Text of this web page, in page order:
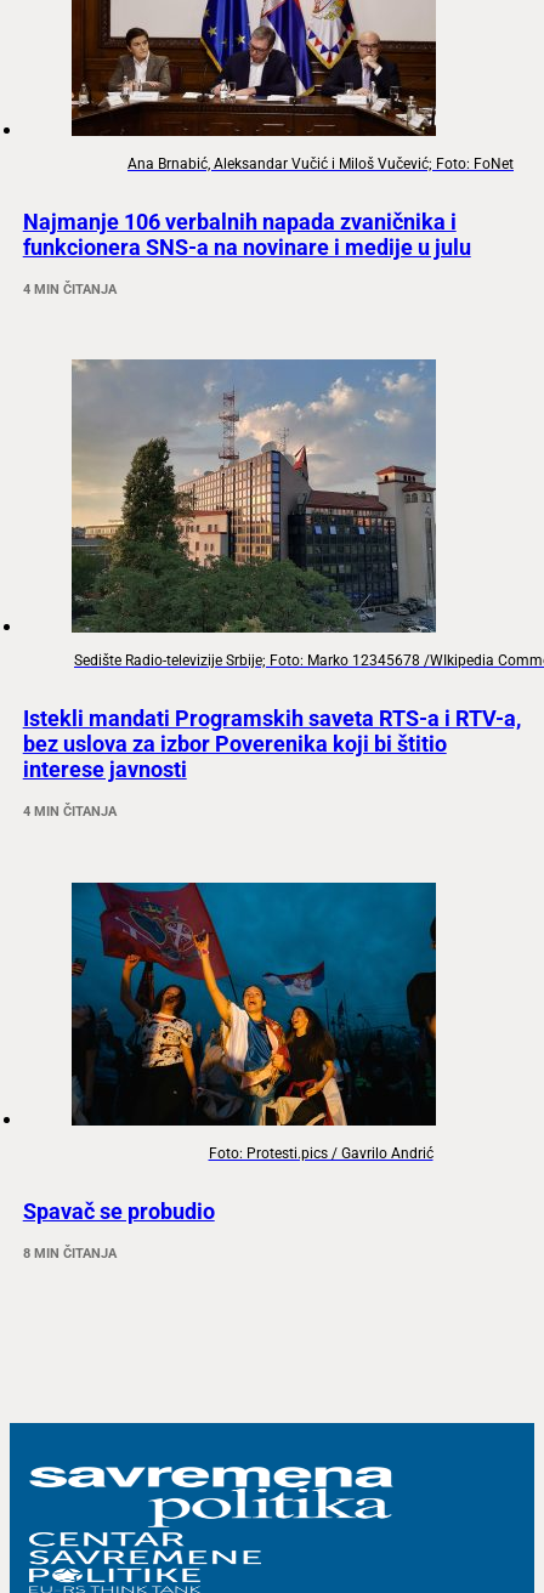
Ana Brnabić, Aleksandar Vučić i Miloš Vučević; Foto: FoNet
Najmanje 106 verbalnih napada zvaničnika i
funkcionera SNS-a na novinare i medije u julu
4 MIN ČITANJA
Sedište Radio-televizije Srbije; Foto: Marko 12345678 /WIkipedia
Istekli mandati Programskih saveta RTS-a i RTV-a,
bez uslova za izbor Poverenika koji bi štitio
interese javnosti
4 MIN ČITANJA
Foto: Protesti.pics / Gavrilo Andrić
Spavač se probudio
8 MIN ČITANJA